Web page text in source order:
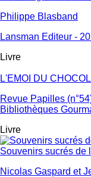
Philippe Blasband
Lansman Editeur -
Livre
L'EMOI DU
Revue Papilles
Bibliothèques
Livre
Souvenirs sucrés de
Nicolas Gaspard et